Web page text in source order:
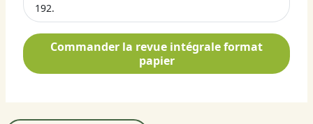
192.
Commander la revue intégrale format
papier